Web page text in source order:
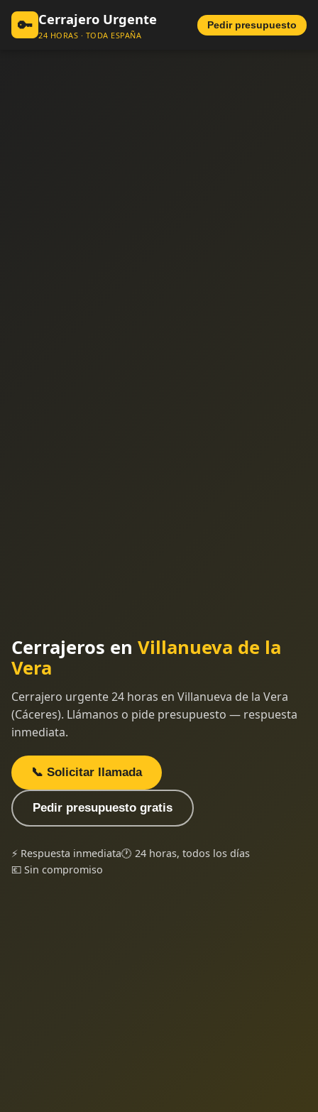
🔑 Cerrajero Urgente
24 HORAS · TODA ESPAÑA
Pedir presupuesto
Cerrajeros en Villanueva de la
Vera
Cerrajero urgente 24 horas en Villanueva de la Vera
(Cáceres). Llámanos o pide presupuesto — respuesta
inmediata.
📞 Solicitar llamada
Pedir presupuesto gratis
⚡ Respuesta inmediata🕐 24 horas, todos los días
💶 Sin compromiso